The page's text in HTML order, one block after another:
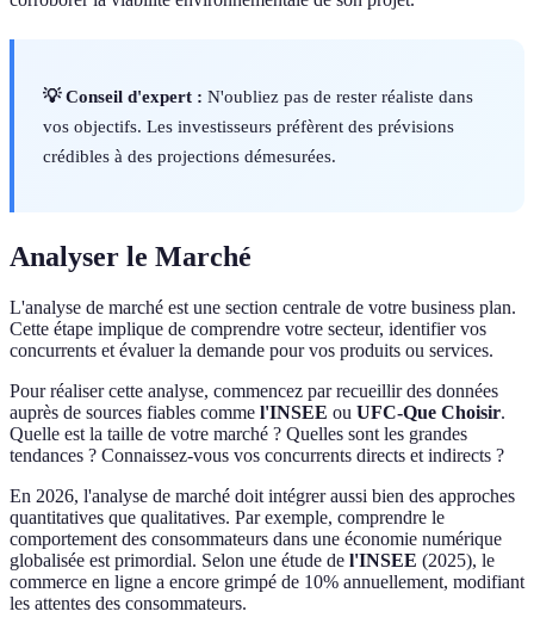
💡 Conseil d'expert : N'oubliez pas de rester réaliste dans
vos objectifs. Les investisseurs préfèrent des prévisions
crédibles à des projections démesurées.
Analyser le Marché
L'analyse de marché est une section centrale de votre business plan.
Cette étape implique de comprendre votre secteur, identifier vos
concurrents et évaluer la demande pour vos produits ou services.
Pour réaliser cette analyse, commencez par recueillir des données
auprès de sources fiables comme l'INSEE ou UFC-Que Choisir.
Quelle est la taille de votre marché ? Quelles sont les grandes
tendances ? Connaissez-vous vos concurrents directs et indirects ?
En 2026, l'analyse de marché doit intégrer aussi bien des approches
quantitatives que qualitatives. Par exemple, comprendre le
comportement des consommateurs dans une économie numérique
globalisée est primordial. Selon une étude de l'INSEE (2025), le
commerce en ligne a encore grimpé de 10% annuellement, modifiant
les attentes des consommateurs.